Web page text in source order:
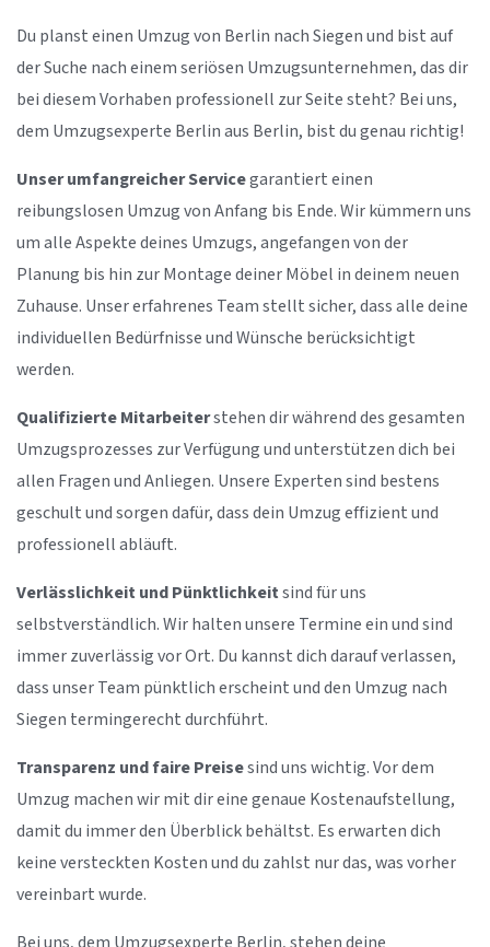
Du planst einen Umzug von Berlin nach Siegen und bist auf
der Suche nach einem seriösen Umzugsunternehmen, das dir
bei diesem Vorhaben professionell zur Seite steht? Bei uns,
dem Umzugsexperte Berlin aus Berlin, bist du genau richtig!
Unser umfangreicher Servicegarantiert einen
reibungslosen Umzug von Anfang bis Ende. Wir kümmern uns
um alle Aspekte deines Umzugs, angefangen von der
Planung bis hin zur Montage deiner Möbel in deinem neuen
Zuhause. Unser erfahrenes Team stellt sicher, dass alle deine
individuellen Bedürfnisse und Wünsche berücksichtigt
werden.
Qualifizierte Mitarbeiterstehen dir während des gesamten
Umzugsprozesses zur Verfügung und unterstützen dich bei
allen Fragen und Anliegen. Unsere Experten sind bestens
geschult und sorgen dafür, dass dein Umzug effizient und
professionell abläuft.
Verlässlichkeit und Pünktlichkeitsind für uns
selbstverständlich. Wir halten unsere Termine ein und sind
immer zuverlässig vor Ort. Du kannst dich darauf verlassen,
dass unser Team pünktlich erscheint und den Umzug nach
Siegen termingerecht durchführt.
Transparenz und faire Preisesind uns wichtig. Vor dem
Umzug machen wir mit dir eine genaue Kostenaufstellung,
damit du immer den Überblick behältst. Es erwarten dich
keine versteckten Kosten und du zahlst nur das, was vorher
vereinbart wurde.